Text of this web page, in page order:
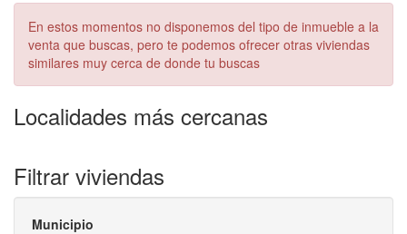
En estos momentos no disponemos del tipo de inmueble a la
venta que buscas, pero te podemos ofrecer otras viviendas
similares muy cerca de donde tu buscas
Localidades más cercanas
Filtrar viviendas
Municipio